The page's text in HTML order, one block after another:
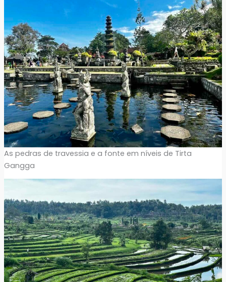
As pedras de travessia e a fonte em níveis de Tirta
Gangga